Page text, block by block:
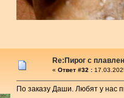
Re:Пирог с
« Ответ #32 :
По заказу Даши. Любят у нас